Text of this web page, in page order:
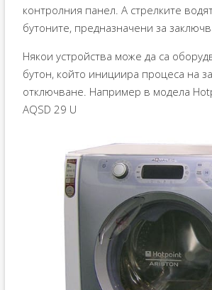
контролния панел. А стрелките
бутоните, предназначени за
Някои устройства може да са
бутон, който инициира процеса на
отключване. Например в модела
AQSD 29 U